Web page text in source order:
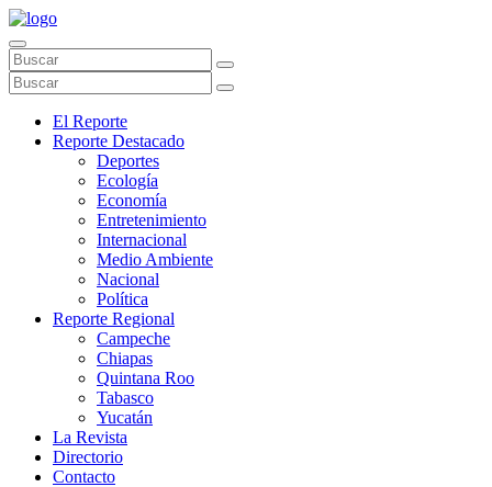
El Reporte
Reporte Destacado
Deportes
Ecología
Economía
Entretenimiento
Internacional
Medio Ambiente
Nacional
Política
Reporte Regional
Campeche
Chiapas
Quintana Roo
Tabasco
Yucatán
La Revista
Directorio
Contacto